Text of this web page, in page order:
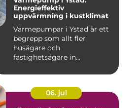
Energieffektiv
uppvärmning i kustklimat
Värmepumpar i Ystad är ett
begrepp som allt fler
husägare och
fastighetsägare in...
06. jul